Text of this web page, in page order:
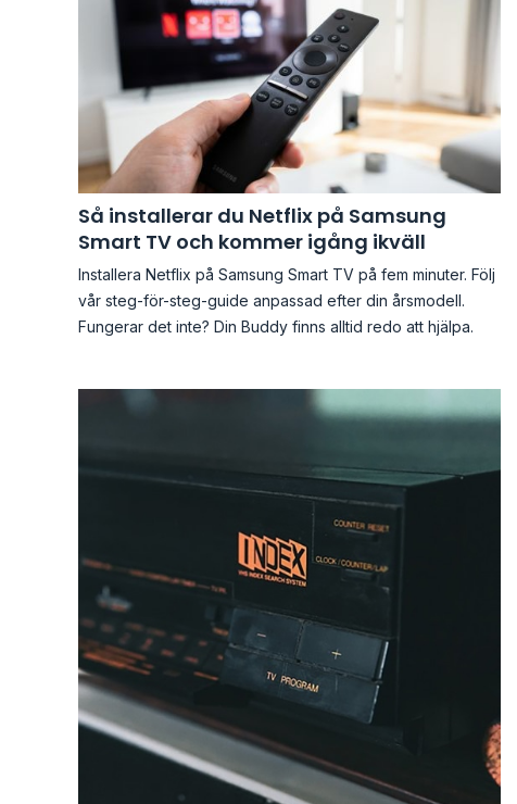
Så installerar du Netflix på Samsung
Smart TV och kommer igång ikväll
Installera Netflix på Samsung Smart TV på fem minuter. Följ
vår steg-för-steg-guide anpassad efter din årsmodell.
Fungerar det inte? Din Buddy finns alltid redo att hjälpa.